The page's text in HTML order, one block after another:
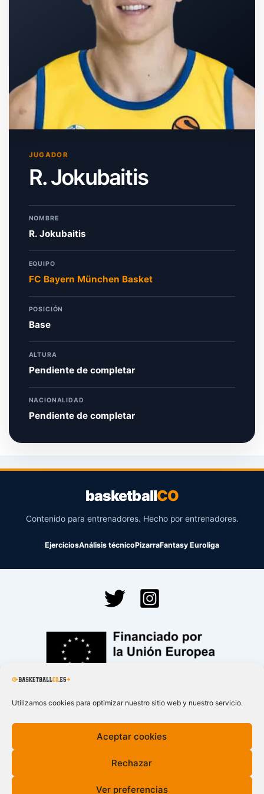
Utilizamos cookies para optimizar nuestro sitio web y nuestro servicio.
Aceptar cookies
Rechazar
Ver preferencias
JUGADOR
R. Jokubaitis
NOMBRE
R. Jokubaitis
EQUIPO
FC Bayern München Basket
POSICIÓN
Base
ALTURA
Pendiente de completar
NACIONALIDAD
Pendiente de completar
basketballCO
Contenido para entrenadores. Hecho por entrenadores.
EjerciciosAnálisis técnicoPizarraFantasy Euroliga
Financiado por la Unión Europea – NextGenerationEU